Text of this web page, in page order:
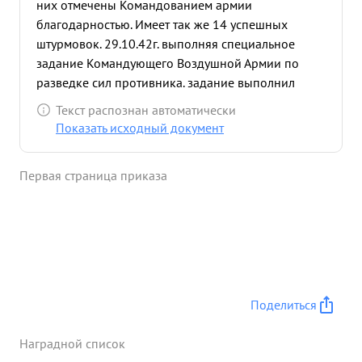
них отмечены Командованием армии
благодарностью. Имеет так же 14 успешных
штурмовок. 29.10.42г. выполняя специальное
задание Командующего Воздушной Армии по
разведке сил противника. задание выполнил
отлично. разведку производил под сильным
огнем неприятеля, хотя машина КОЖЕВНИКОВА
задание выполнил до конца, после чего привел
КОЖЕВНИКОВ отважно атаковал фашистский с-т
Н-100-150 метров. Смелой и решительной атакой
Текст распознан автоматически
Показать исходный документ
Первая страница приказа
Поделиться
Наградной список